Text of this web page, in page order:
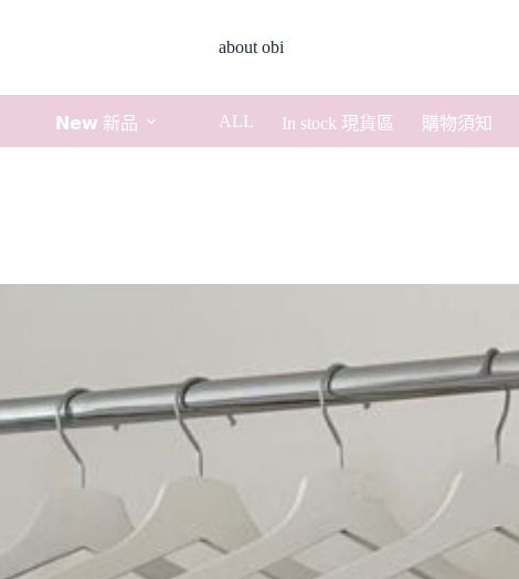
about obi
𝗡𝗲𝘄 新品 ALL In stock 現貨區 購物須知